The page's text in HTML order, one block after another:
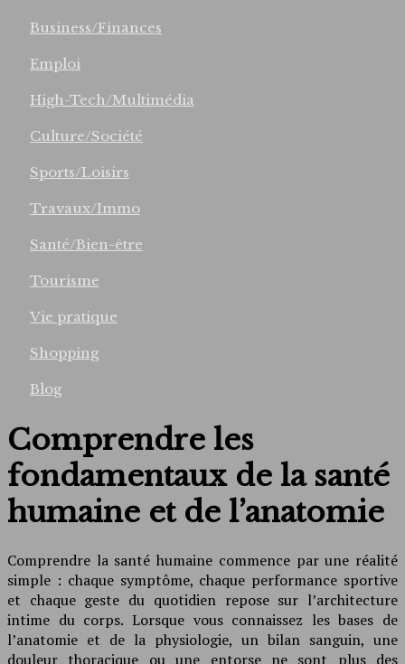
Business/Finances
Emploi
High-Tech/Multimédia
Culture/Société
Sports/Loisirs
Travaux/Immo
Santé/Bien-être
Tourisme
Vie pratique
Shopping
Blog
Comprendre les
fondamentaux de la santé
humaine et de l’anatomie
Comprendre la santé humaine commence par une réalité
simple : chaque symptôme, chaque performance sportive
et chaque geste du quotidien repose sur l’architecture
intime du corps. Lorsque vous connaissez les bases de
l’anatomie et de la physiologie, un bilan sanguin, une
douleur thoracique ou une entorse ne sont plus des